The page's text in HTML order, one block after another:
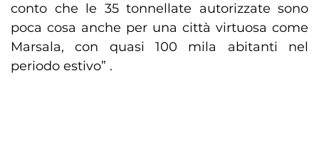
conto che le 35 tonnellate autorizzate sono
poca cosa anche per una città virtuosa come
Marsala, con quasi 100 mila abitanti nel
periodo estivo” .